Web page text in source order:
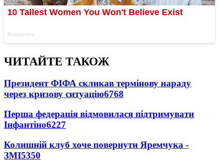
ЧИТАЙТЕ ТАКОЖ
Президент ФІФА скликав термінову нараду
через кризову ситуацію6768
Перша федерація відмовилася підтримувати
Інфантіно6227
Колишній клуб хоче повернути Яремчука -
ЗМІ5350